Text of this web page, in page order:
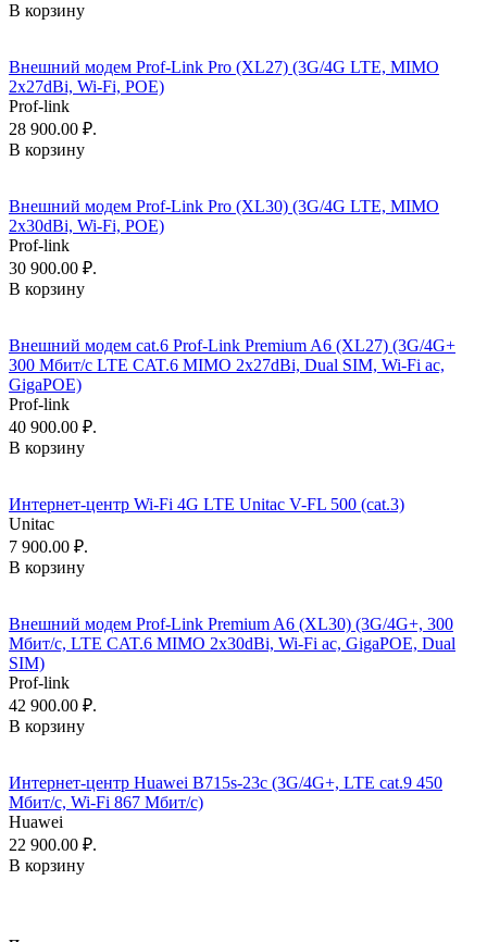
В корзину
Внешний модем Prof-Link Pro (XL27) (3G/4G LTE, MIMO
2x27dBi, Wi-Fi, POE)
Prof-link
28 900.00 ₽.
В корзину
Внешний модем Prof-Link Pro (XL30) (3G/4G LTE, MIMO
2x30dBi, Wi-Fi, POE)
Prof-link
30 900.00 ₽.
В корзину
Внешний модем cat.6 Prof-Link Premium A6 (XL27) (3G/4G+
300 Мбит/с LTE CAT.6 MIMO 2x27dBi, Dual SIM, Wi-Fi ac,
GigaPOE)
Prof-link
40 900.00 ₽.
В корзину
Интернет-центр Wi-Fi 4G LTE Unitac V-FL 500 (cat.3)
Unitac
7 900.00 ₽.
В корзину
Внешний модем Prof-Link Premium A6 (XL30) (3G/4G+, 300
Мбит/с, LTE CAT.6 MIMO 2x30dBi, Wi-Fi ac, GigaPOE, Dual
SIM)
Prof-link
42 900.00 ₽.
В корзину
Интернет-центр Huawei B715s-23c (3G/4G+, LTE cat.9 450
Мбит/с, Wi-Fi 867 Мбит/с)
Huawei
22 900.00 ₽.
В корзину